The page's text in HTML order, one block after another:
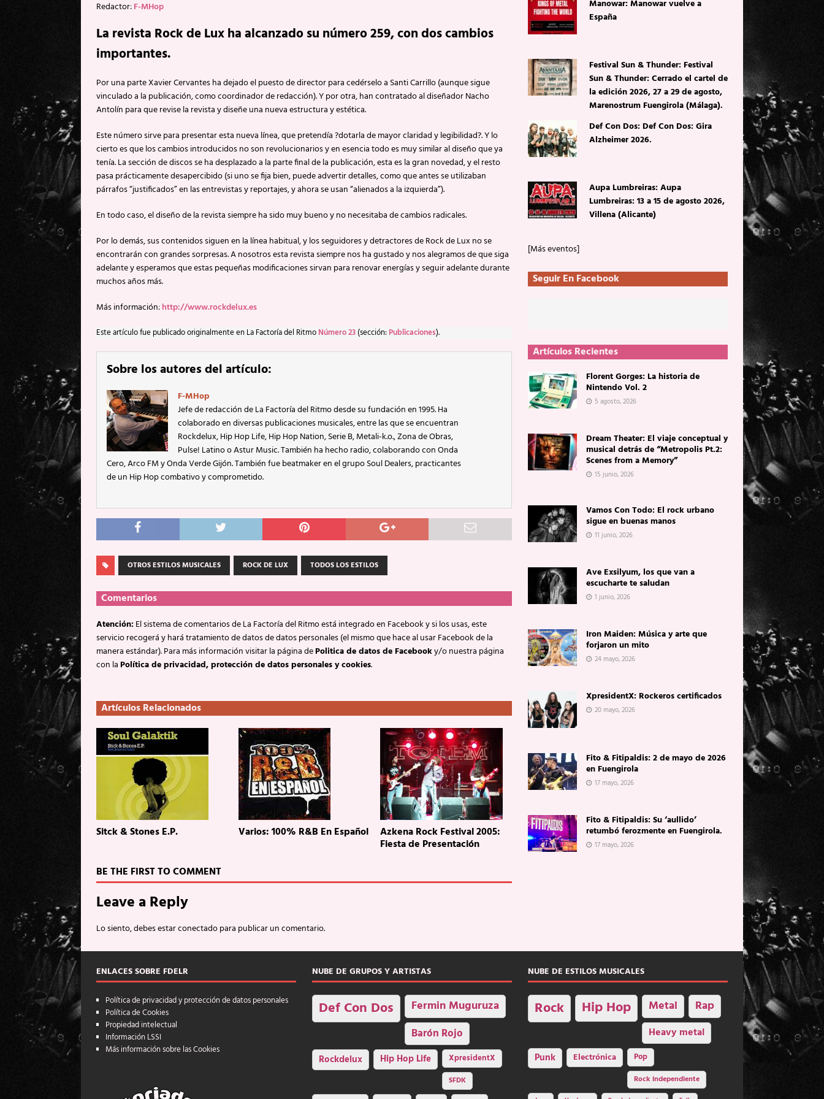
Redactor:F-MHop
La revista Rock de Lux ha alcanzado su número 259, con dos cambios
importantes.
Por una parte Xavier Cervantes ha dejado el puesto de director para cedérselo a Santi Carrillo (aunque sigue
vinculado a la publicación, como coordinador de redacción). Y por otra, han contratado al diseñador Nacho
Antolín para que revise la revista y diseñe una nueva estructura y estética.
Este número sirve para presentar esta nueva línea, que pretendía ?dotarla de mayor claridad y legibilidad?. Y lo
cierto es que los cambios introducidos no son revolucionarios y en esencia todo es muy similar al diseño que ya
tenía. La sección de discos se ha desplazado a la parte final de la publicación, esta es la gran novedad, y el resto
pasa prácticamente desapercibido (si uno se fija bien, puede advertir detalles, como que antes se utilizaban
párrafos “justificados” en las entrevistas y reportajes, y ahora se usan “alienados a la izquierda”).
En todo caso, el diseño de la revista siempre ha sido muy bueno y no necesitaba de cambios radicales.
Por lo demás, sus contenidos siguen en la línea habitual, y los seguidores y detractores de Rock de Lux no se
encontrarán con grandes sorpresas. A nosotros esta revista siempre nos ha gustado y nos alegramos de que siga
adelante y esperamos que estas pequeñas modificaciones sirvan para renovar energías y seguir adelante durante
muchos años más.
Más información:http://www.rockdelux.es
Este artículo fue publicado originalmente en La Factoría del Ritmo Número 23 (sección: Publicaciones).
Sobre los autores del artículo:
F-MHop
Jefe de redacción de La Factoría del Ritmo desde su fundación en 1995. Ha
colaborado en diversas publicaciones musicales, entre las que se encuentran
Rockdelux, Hip Hop Life, Hip Hop Nation, Serie B, Metali-k.o., Zona de Obras,
Pulse! Latino o Astur Music. También ha hecho radio, colaborando con Onda
Cero, Arco FM y Onda Verde Gijón. También fue beatmaker en el grupo Soul Dealers, practicantes
de un Hip Hop combativo y comprometido.
OTROS ESTILOS MUSICALES ROCK DE LUX TODOS LOS ESTILOS
Comentarios
Atención:El sistema de comentarios de La Factoría del Ritmo está integrado en Facebook y si los usas, este
servicio recogerá y hará tratamiento de datos de datos personales (el mismo que hace al usar Facebook de la
manera estándar). Para más información visitar la página dePolitica de datos de Facebooky/o nuestra página
con laPolítica de privacidad, protección de datos personales y cookies.
Artículos Relacionados
Sitck & Stones E.P. Varios: 100% R&B En Español Azkena Rock Festival 2005:
Fiesta de Presentación
BE THE FIRST TO COMMENT
Leave a Reply
Lo siento, debes estarconectadopara publicar un comentario.
Manowar: Manowar vuelve a
España
Festival Sun & Thunder: Festival
Sun & Thunder: Cerrado el cartel de
la edición 2026, 27 a 29 de agosto,
Marenostrum Fuengirola (Málaga).
Def Con Dos: Def Con Dos: Gira
Alzheimer 2026.
Aupa Lumbreiras: Aupa
Lumbreiras: 13 a 15 de agosto 2026,
Villena (Alicante)
[Más eventos]
Seguir En Facebook
Artículos Recientes
Florent Gorges: La historia de
Nintendo Vol. 2
5 agosto, 2026
Dream Theater: El viaje conceptual y
musical detrás de “Metropolis Pt.2:
Scenes from a Memory”
15 junio, 2026
Vamos Con Todo: El rock urbano
sigue en buenas manos
11 junio, 2026
Ave Exsilyum, los que van a
escucharte te saludan
1 junio, 2026
Iron Maiden: Música y arte que
forjaron un mito
24 mayo, 2026
XpresidentX: Rockeros certificados
20 mayo, 2026
Fito & Fitipaldis: 2 de mayo de 2026
en Fuengirola
17 mayo, 2026
Fito & Fitipaldis: Su ‘aullido’
retumbó ferozmente en Fuengirola.
17 mayo, 2026
ENLACES SOBRE FDELR
Política de privacidad y protección de datos personales
Política de Cookies
Propiedad intelectual
Información LSSI
Más información sobre las Cookies
NUBE DE GRUPOS Y ARTISTAS
Def Con Dos Fermin Muguruza
Barón Rojo
Rockdelux Hip Hop Life
XpresidentX
SFDK
NUBE DE ESTILOS MUSICALES
Rock Hip Hop Metal Rap
Heavy metal
Punk Electrónica
Pop
Rock independiente